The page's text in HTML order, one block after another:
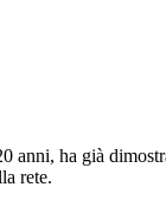
anni, ha già
rete.